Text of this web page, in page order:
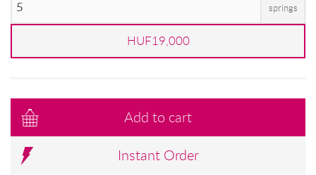
springs
HUF19,000
Add to cart
Instant Order